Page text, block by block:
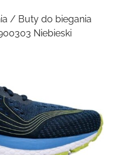
/ Buty do biegania
Niebieski